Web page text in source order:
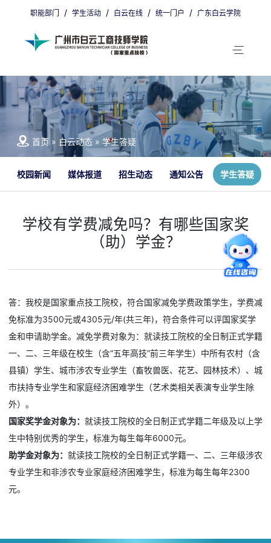
职能部门 / 学生活动 / 白云在线 / 统一门户 / 广东白云学院
首页 » 白云动态 » 学生答疑
校园新闻 媒体报道 招生动态 通知公告 学生答疑
学校有学费减免吗？有哪些国家奖
（助）学金？
答：我校是国家重点技工院校，符合国家减免学费政策学生，学费减
免标准为3500元或4305元/年(共三年)，符合条件可以评国家奖学
金和申请助学金。减免学费对象为：就读技工院校的全日制正式学籍
一、二、三年级在校生（含“五年高技”前三年学生）中所有农村（含
县镇）学生、城市涉农专业学生（畜牧兽医、花艺、园林技术）、城
市扶持专业学生和家庭经济困难学生（艺术类相关表演专业学生除
外）。
国家奖学金对象为： 就读技工院校的全日制正式学籍二年级及以上学
生中特别优秀的学生，标准为每生每年6000元。
助学金对象为： 就读技工院校的全日制正式学籍一、二、三年级涉农
专业学生和非涉农专业家庭经济困难学生，标准为每生每年2300
元。